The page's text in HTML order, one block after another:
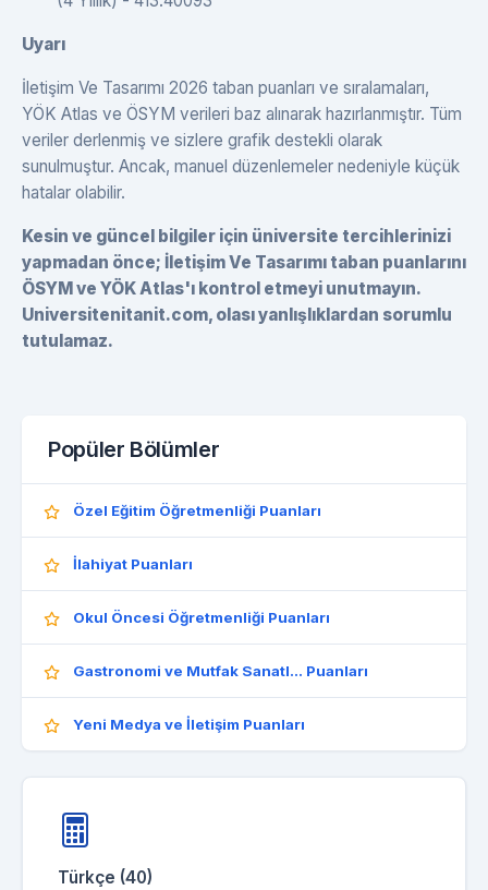
Uyarı
İletişim Ve Tasarımı 2026 taban puanları ve sıralamaları,
YÖK Atlas ve ÖSYM verileri baz alınarak hazırlanmıştır. Tüm
veriler derlenmiş ve sizlere grafik destekli olarak
sunulmuştur. Ancak, manuel düzenlemeler nedeniyle küçük
hatalar olabilir.
Kesin ve güncel bilgiler için üniversite tercihlerinizi
yapmadan önce; İletişim Ve Tasarımı taban puanlarını
ÖSYM ve YÖK Atlas'ı kontrol etmeyi unutmayın.
Universitenitanit.com, olası yanlışlıklardan sorumlu
tutulamaz.
Popüler Bölümler
Özel Eğitim Öğretmenliği Puanları
İlahiyat Puanları
Okul Öncesi Öğretmenliği Puanları
Gastronomi ve Mutfak Sanatl... Puanları
Yeni Medya ve İletişim Puanları
Türkçe (40)